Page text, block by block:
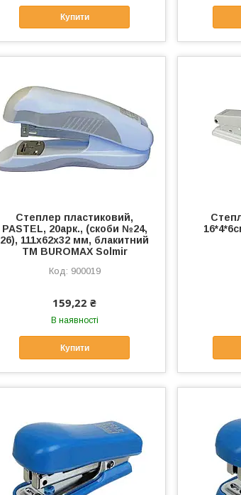
Купити
Степлер пластиковий,
PASTEL, 20арк., (скоби №24,
26), 111х62х32 мм, блакитний
ТМ BUROMAX Solmir
900019
159,22 ₴
В наявності
Купити